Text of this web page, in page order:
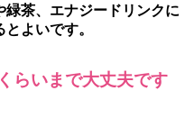
茶、エナジードリンクに
よいです。
らいまで大丈夫です